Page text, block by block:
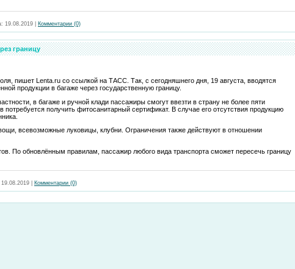
19.08.2019 Комментарии (0)
границу
пишет Lenta.ru со ссылкой на ТАСС. Так, с сегодняшнего дня, 19 августа, вводятся
продукции в багаже через государственную границу.
в багаже и ручной клади пассажиры смогут ввезти в страну не более пяти
получить фитосанитарный сертификат. В случае его отсутствия продукцию
всевозможные луковицы, клубни. Ограничения также действуют в отношении
По обновлённым правилам, пассажир любого вида транспорта сможет пересечь границу
19.08.2019 Комментарии (0)